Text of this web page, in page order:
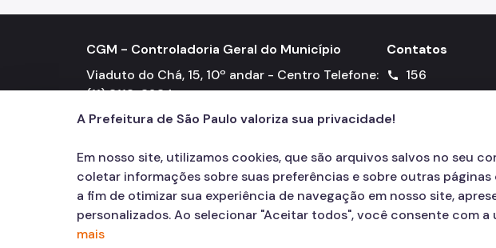
CGM - Controladoria Geral do Município
Viaduto do Chá, 15, 10º andar - Centro Telefone:
(11) 3113-8234
Contatos
call 156
A Prefeitura de São Paulo valoriza sua privacidade!
Em nosso site, utilizamos cookies, que são arquivos salvos no seu
coletar informações sobre suas preferências e sobre outras
a fim de otimizar sua experiência de navegação em nosso site,
personalizados. Ao selecionar "Aceitar todos", você consente com a
mais